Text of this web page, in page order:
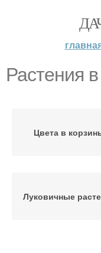
Растения
Цвета в
Луковичные